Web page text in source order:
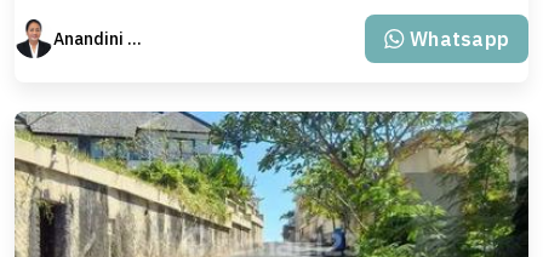
Anandini Property Whatsapp